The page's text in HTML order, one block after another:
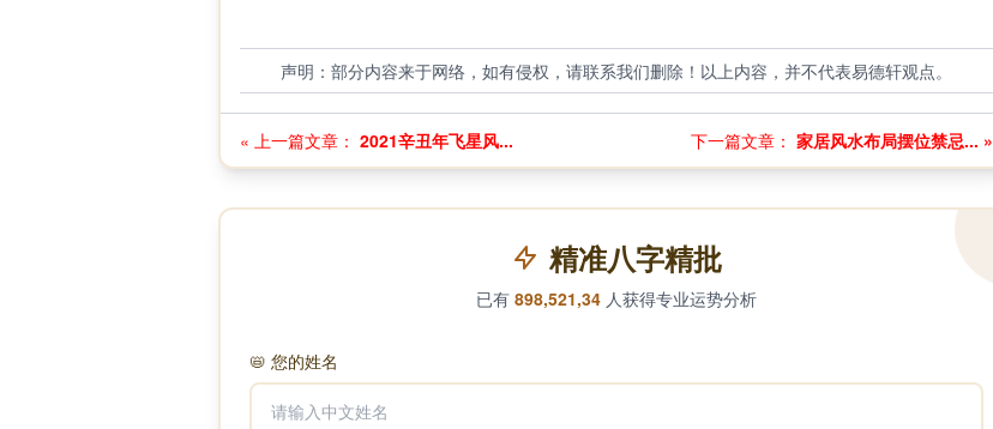
声明：部分内容来于网络，如有侵权，请联系我们删除！以上内容，并不代表易德轩观点。
« 上一篇文章： 2021辛丑年飞星风... 下一篇文章： 家居风水布局摆位禁忌... »
精准八字精批
已有 898,521,34 人获得专业运势分析
📛 您的姓名